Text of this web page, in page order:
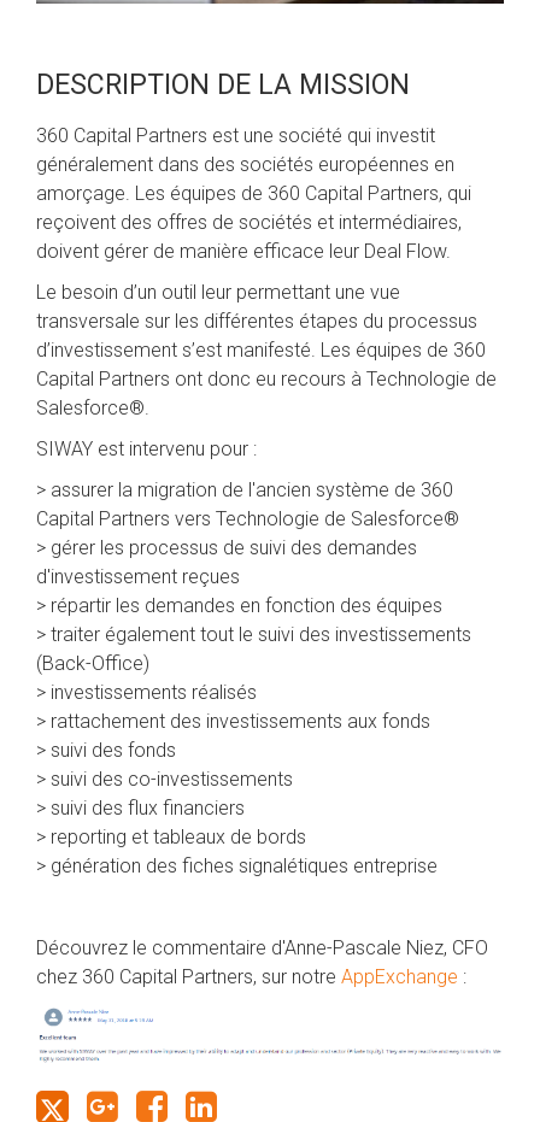
DESCRIPTION DE LA MISSION
360 Capital Partners est une société qui investit
généralement dans des sociétés européennes en
amorçage. Les équipes de 360 Capital Partners, qui
reçoivent des offres de sociétés et intermédiaires,
doivent gérer de manière efficace leur Deal Flow.
Le besoin d’un outil leur permettant une vue
transversale sur les différentes étapes du processus
d’investissement s’est manifesté. Les équipes de 360
Capital Partners ont donc eu recours à Technologie de
Salesforce®.
SIWAY est intervenu pour :
> assurer la migration de l'ancien système de 360
Capital Partners vers Technologie de Salesforce®
> gérer les processus de suivi des demandes
d'investissement reçues
> répartir les demandes en fonction des équipes
> traiter également tout le suivi des investissements
(Back-Office)
> investissements réalisés
> rattachement des investissements aux fonds
> suivi des fonds
> suivi des co-investissements
> suivi des flux financiers
> reporting et tableaux de bords
> génération des fiches signalétiques entreprise
Découvrez le commentaire d'Anne-Pascale Niez, CFO
chez 360 Capital Partners, sur notre AppExchange :